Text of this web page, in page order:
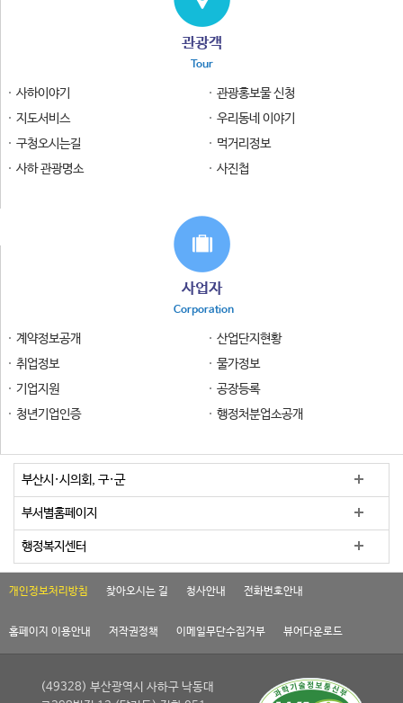
관광객
Tour
사하이야기
관광홍보물 신청
지도서비스
우리동네 이야기
구청오시는길
먹거리정보
사하 관광명소
사진첩
사업자
Corporation
계약정보공개
산업단지현황
취업정보
물가정보
기업지원
공장등록
청년기업인증
행정처분업소공개
부산시·시의회, 구·군
부서별홈페이지
행정복지센터
개인정보처리방침 찾아오시는 길 청사안내 전화번호안내
홈페이지 이용안내 저작권정책 이메일무단수집거부 뷰어다운로드
(49328) 부산광역시 사하구 낙동대